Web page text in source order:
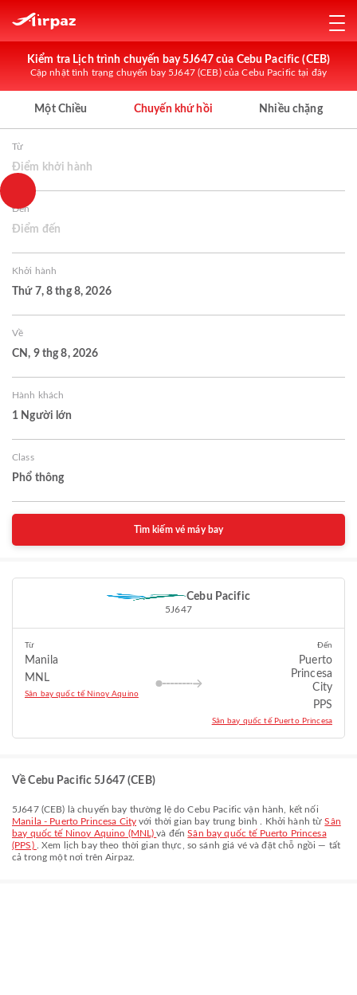
Kiểm tra Lịch trình chuyến bay 5J647 của Cebu Pacific (CEB)
Cập nhật tình trạng chuyến bay 5J647 (CEB) của Cebu Pacific tại đây
Một Chiều Chuyến khứ hồi Nhiều chặng
Từ
Điểm khởi hành
Đến
Điểm đến
Khởi hành
Thứ 7, 8 thg 8, 2026
Về
CN, 9 thg 8, 2026
Hành khách
1 Người lớn
Class
Phổ thông
Tìm kiếm vé máy bay
Cebu Pacific
5J647
Từ
Manila
MNL
Sân bay quốc tế Ninoy Aquino
Đến
Puerto
Princesa
City
PPS
Sân bay quốc tế Puerto Princesa
Về Cebu Pacific 5J647 (CEB)
5J647(CEB) là chuyến bay thường lệ doCebu Pacific vận hành, kết nối
Manila - Puerto Princesa City với thời gian bay trung bình . Khởi hành từSân
bay quốc tế Ninoy Aquino (MNL)và đếnSân bay quốc tế Puerto Princesa
(PPS)
. Xem lịch bay theo thời gian thực, so sánh giá vé và đặt chỗ ngồi — tất
cả trong một nơi trên Airpaz.